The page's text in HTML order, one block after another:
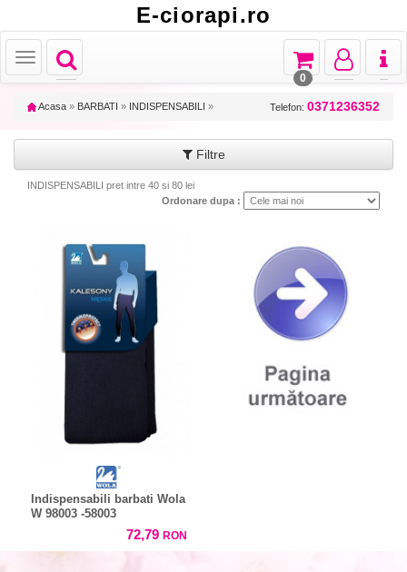
E-ciorapi.ro
Toggle
navigation
Toggle
Toggle
navigation
Toggle
navigation
Toggle
navigation
0
Acasa » BARBATI » INDISPENSABILI » Telefon: 0371236352
Filtre
INDISPENSABILI pret intre 40 si 80 lei
Ordonare dupa :
Indispensabili barbati Wola
W 98003 -58003
72,79 RON